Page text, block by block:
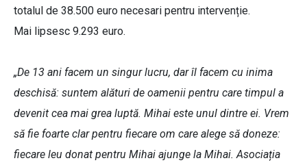
totalul de 38.500 euro necesari pentru intervenție.
Mai lipsesc 9.293 euro.
„De 13 ani facem un singur lucru, dar îl facem cu inima
deschisă: suntem alături de oamenii pentru care timpul a
devenit cea mai grea luptă. Mihai este unul dintre ei. Vrem
să fie foarte clar pentru fiecare om care alege să doneze:
fiecare leu donat pentru Mihai ajunge la Mihai. Asociația